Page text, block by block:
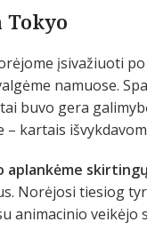
įsivažiuoti
namuose.
buvo gera
– kartais
aplankėme
Norėjosi tiesiog
animacinio veikėjo